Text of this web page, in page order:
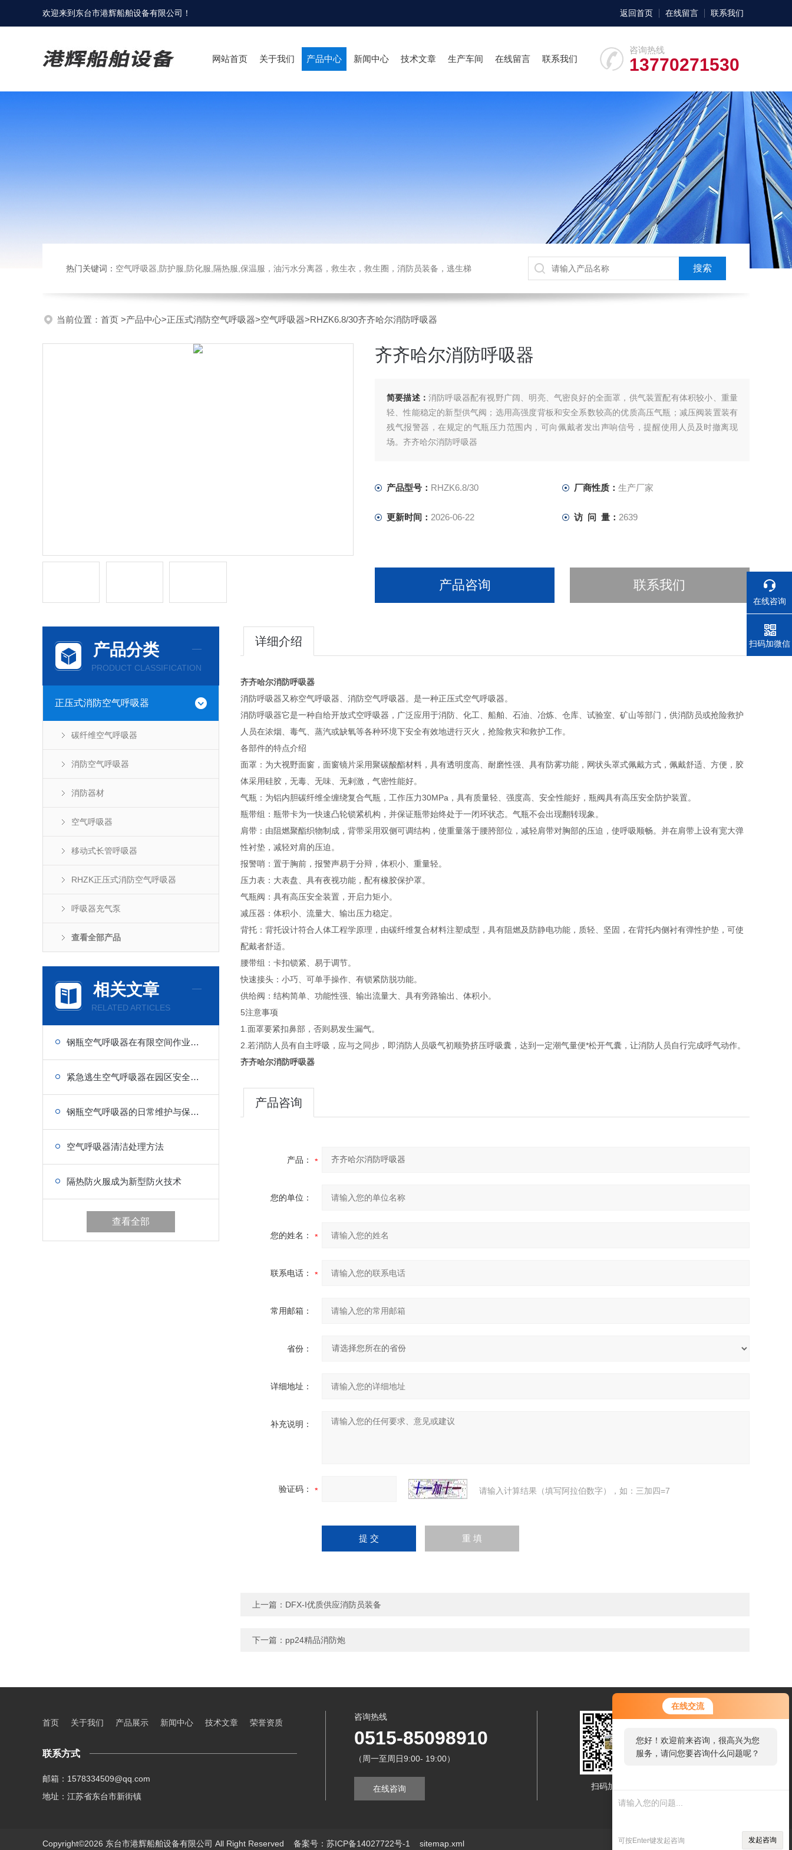
在线交流
您好！欢迎前来咨询，很高兴为您
服务，请问您要咨询什么问题呢？
可按Enter键发起咨询 发起咨询
欢迎来到 东台市港辉船舶设备有限公司 ！ 返回首页 在线留言 联系我们
咨询热线
13770271530
网站首页 关于我们 产品中心 新闻中心 技术文章 生产车间 在线留言 联系我们
热门关键词： 空气呼吸器,防护服,防化服,隔热服,保温服，油污水分离器，救生衣，救生圈，消防员装备，逃生梯
当前位置： 首页 >产品中心>正压式消防空气呼吸器>空气呼吸器>RHZK6.8/30齐齐哈尔消防呼吸器
齐齐哈尔消防呼吸器
简要描述： 消防呼吸器配有视野广阔、明亮、气密良好的全面罩，供气装置配有体积较小、重量
轻、性能稳定的新型供气阀；选用高强度背板和安全系数较高的优质高压气瓶；减压阀装置装有
残气报警器，在规定的气瓶压力范围内，可向佩戴者发出声响信号，提醒使用人员及时撤离现
场。齐齐哈尔消防呼吸器
产品型号： RHZK6.8/30 厂商性质： 生产厂家
更新时间： 2026-06-22 访 问 量： 2639
产品咨询 联系我们
产品分类
PRODUCT CLASSIFICATION
正压式消防空气呼吸器
碳纤维空气呼吸器
消防空气呼吸器
消防器材
空气呼吸器
移动式长管呼吸器
RHZK正压式消防空气呼吸器
呼吸器充气泵
查看全部产品
相关文章
RELATED ARTICLES
钢瓶空气呼吸器在有限空间作业中的核心优势
紧急逃生空气呼吸器在园区安全管理中的应用
钢瓶空气呼吸器的日常维护与保养要点
空气呼吸器清洁处理方法
隔热防火服成为新型防火技术
查看全部
详细介绍
齐齐哈尔消防呼吸器
消防呼吸器又称空气呼吸器、消防空气呼吸器。是一种正压式空气呼吸器。
消防呼吸器它是一种自给开放式空呼吸器，广泛应用于消防、化工、船舶、石油、冶炼、仓库、试验室、矿山等部门，供消防员或抢险救护
人员在浓烟、毒气、蒸汽或缺氧等各种环境下安全有效地进行灭火，抢险救灾和救护工作。
各部件的特点介绍
面罩：为大视野面窗，面窗镜片采用聚碳酸酯材料，具有透明度高、耐磨性强、具有防雾功能，网状头罩式佩戴方式，佩戴舒适、方便，胶
体采用硅胶，无毒、无味、无剌激，气密性能好。
气瓶：为铝内胆碳纤维全缠绕复合气瓶，工作压力30MPa，具有质量轻、强度高、安全性能好，瓶阀具有高压安全防护装置。
瓶带组：瓶带卡为一快速凸轮锁紧机构，并保证瓶带始终处于一闭环状态。气瓶不会出现翻转现象。
肩带：由阻燃聚酯织物制成，背带采用双侧可调结构，使重量落于腰胯部位，减轻肩带对胸部的压迫，使呼吸顺畅。并在肩带上设有宽大弹
性衬垫，减轻对肩的压迫。
报警哨：置于胸前，报警声易于分辩，体积小、重量轻。
压力表：大表盘、具有夜视功能，配有橡胶保护罩。
气瓶阀：具有高压安全装置，开启力矩小。
减压器：体积小、流量大、输出压力稳定。
背托：背托设计符合人体工程学原理，由碳纤维复合材料注塑成型，具有阻燃及防静电功能，质轻、坚固，在背托内侧衬有弹性护垫，可使
配戴者舒适。
腰带组：卡扣锁紧、易于调节。
快速接头：小巧、可单手操作、有锁紧防脱功能。
供给阀：结构简单、功能性强、输出流量大、具有旁路输出、体积小。
5注意事项
1.面罩要紧扣鼻部，否则易发生漏气。
2.若消防人员有自主呼吸，应与之同步，即消防人员吸气初顺势挤压呼吸囊，达到一定潮气量便*松开气囊，让消防人员自行完成呼气动作。
齐齐哈尔消防呼吸器
产品咨询
产品：
您的单位：
您的姓名：
联系电话：
常用邮箱：
省份：
详细地址：
补充说明：
验证码： 请输入计算结果（填写阿拉伯数字），如：三加四=7
上一篇： DFX-I优质供应消防员装备
下一篇： pp24精品消防炮
首页 关于我们 产品展示 新闻中心 技术文章 荣誉资质
联系方式
邮箱：1578334509@qq.com
地址：江苏省东台市新街镇
咨询热线
0515-85098910
（周一至周日9:00- 19:00）
在线咨询 扫码加微信
Copyright©2026 东台市港辉船舶设备有限公司 All Right Reserved 备案号：苏ICP备14027722号-1 sitemap.xml 技术支持：智慧城市网 管理登陆
在线咨询
电话
扫码加微信